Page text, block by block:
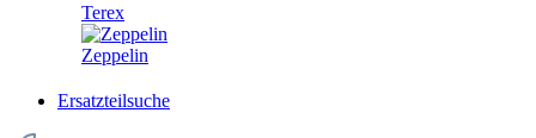
Terex
Zeppelin
Ersatzteilsuche